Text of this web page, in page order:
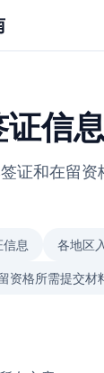
证信
证和在留资
息 各地区
资格所需提交材